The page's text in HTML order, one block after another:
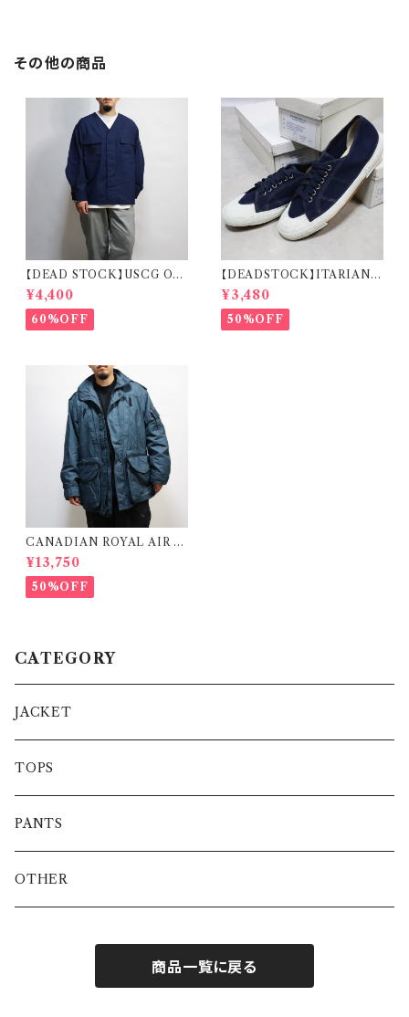
その他の商品
【DEAD STOCK】USCG OD
U SHIRT REMAKE CARDI
GAN 米国沿岸警備隊 オペレー
ションジャケット リメイク カーデ
ィガン
¥4,400
60%OFF
【DEADSTOCK】ITARIAN
MILITARY M.M. DECK S
HOES イタリア海軍 デッキシュ
ーズ 箱付き デッドストック
¥3,480
50%OFF
CANADIAN ROYAL AIR F
ORCE COLD & WET WEA
THER PARKA カナディアンゴ
アテックス カナダ軍 ロイヤルエ
アフォース
¥13,750
50%OFF
CATEGORY
JACKET
TOPS
PANTS
OTHER
商品一覧に戻る